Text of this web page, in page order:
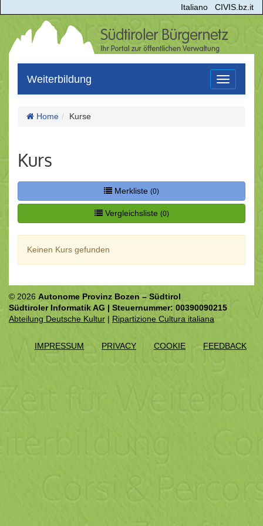
Italiano CIVIS.bz.it
Toggle
navigation
Weiterbildung
Home Kurse
Kurs
Merkliste (0)
Vergleichsliste (0)
Keinen Kurs gefunden
© 2026 Autonome Provinz Bozen – Südtirol
Südtiroler Informatik AG | Steuernummer: 00390090215
Abteilung Deutsche Kultur | Ripartizione Cultura italiana
IMPRESSUM PRIVACY COOKIE FEEDBACK